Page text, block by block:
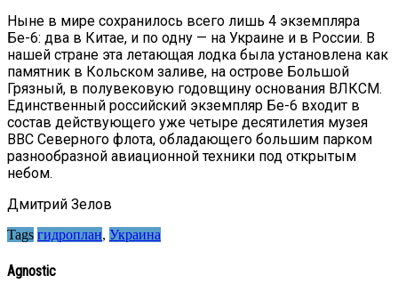
Ныне в мире сохранилось всего лишь 4 экземпляра
Бе-6: два в Китае, и по одну — на Украине и в России. В
нашей стране эта летающая лодка была установлена как
памятник в Кольском заливе, на острове Большой
Грязный, в полувековую годовщину основания ВЛКСМ.
Единственный российский экземпляр Бе-6 входит в
состав действующего уже четыре десятилетия музея
ВВС Северного флота, обладающего большим парком
разнообразной авиационной техники под открытым
небом.
Дмитрий Зелов
Tags гидроплан, Украина
Agnostic